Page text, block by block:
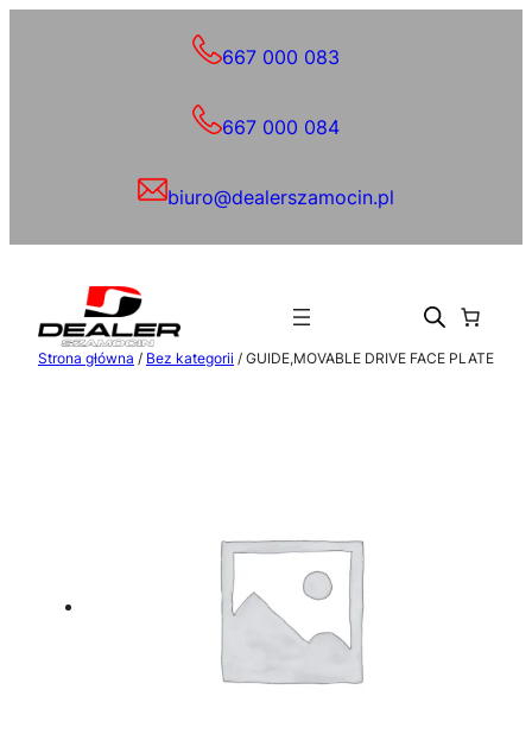
667 000 083
667 000 084
biuro@dealerszamocin.pl
Strona główna / Bez kategorii / GUIDE,MOVABLE DRIVE FACE PLATE